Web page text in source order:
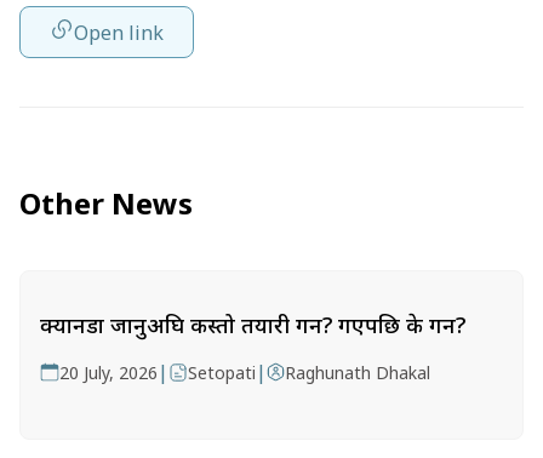
Open link
Other News
क्यानडा जानुअघि कस्तो तयारी गर्ने? गएपछि के गर्ने?
20 July, 2026 | Setopati | Raghunath Dhakal